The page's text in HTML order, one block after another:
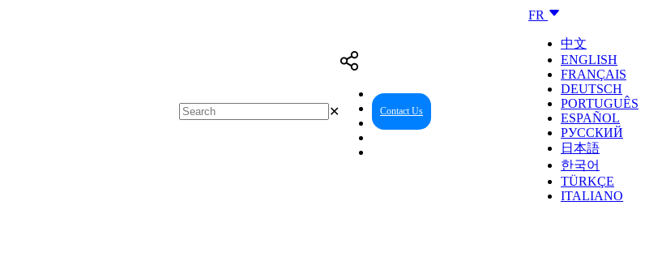
FR
中文
ENGLISH
FRANÇAIS
DEUTSCH
PORTUGUÊS
ESPAÑOL
РУССКИЙ
日本語
한국어
TÜRKÇE
ITALIANO
Contact Us
✕